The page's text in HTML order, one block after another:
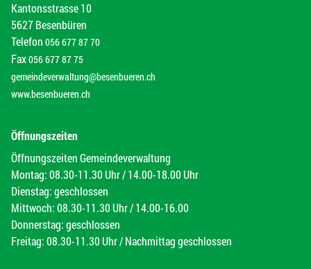
Kantonsstrasse 10
5627 Besenbüren
Telefon 056 677 87 70
Fax056 677 87 75
gemeindeverwaltung@besenbueren.ch
www.besenbueren.ch
Öffnungszeiten
Öffnungszeiten Gemeindeverwaltung
Montag: 08.30-11.30 Uhr / 14.00-18.00 Uhr
Dienstag: geschlossen
Mittwoch: 08.30-11.30 Uhr / 14.00-16.00
Donnerstag: geschlossen
Freitag: 08.30-11.30 Uhr / Nachmittag geschlossen